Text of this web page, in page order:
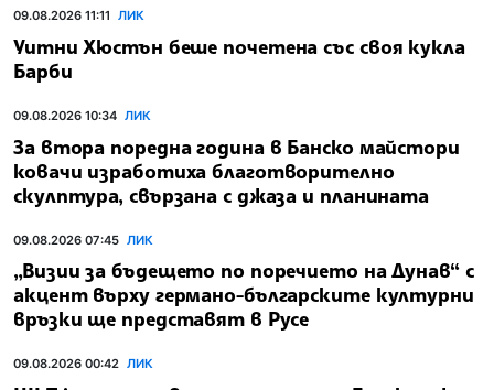
09.08.2026 11:11 ЛИК
Уитни Хюстън беше почетена със своя кукла
Барби
09.08.2026 10:34 ЛИК
За втора поредна година в Банско майстори
ковачи изработиха благотворително
скулптура, свързана с джаза и планината
09.08.2026 07:45 ЛИК
„Визии за бъдещето по поречието на Дунав“ с
акцент върху германо-българските културни
връзки ще представят в Русе
09.08.2026 00:42 ЛИК